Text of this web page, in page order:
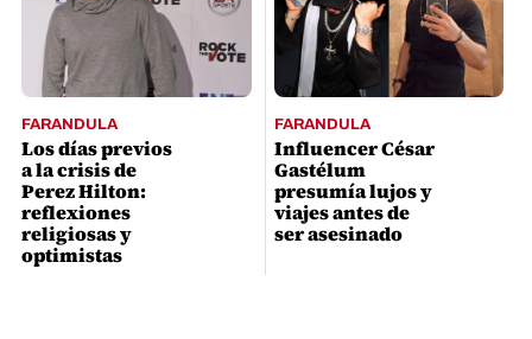
FARANDULA
Los días previos
a la crisis de
Perez Hilton:
reflexiones
religiosas y
optimistas
FARANDULA
Influencer César
Gastélum
presumía lujos y
viajes antes de
ser asesinado